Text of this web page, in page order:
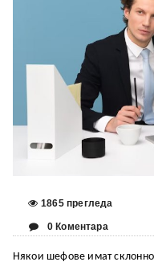
1865 прегледа
0 Коментара
Някои шефове имат